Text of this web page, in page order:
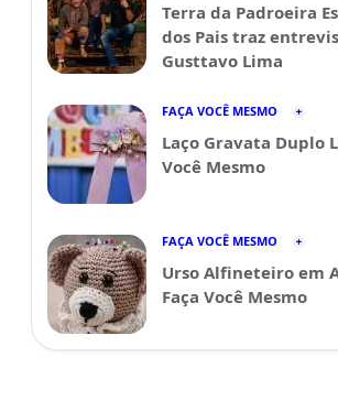
Terra da Padroeira
dos Pais traz
Gusttavo Lima
FAÇA VOCÊ MESMO
Laço Gravata Duplo
Você Mesmo
FAÇA VOCÊ MESMO
Urso Alfineteiro em
Faça Você Mesmo